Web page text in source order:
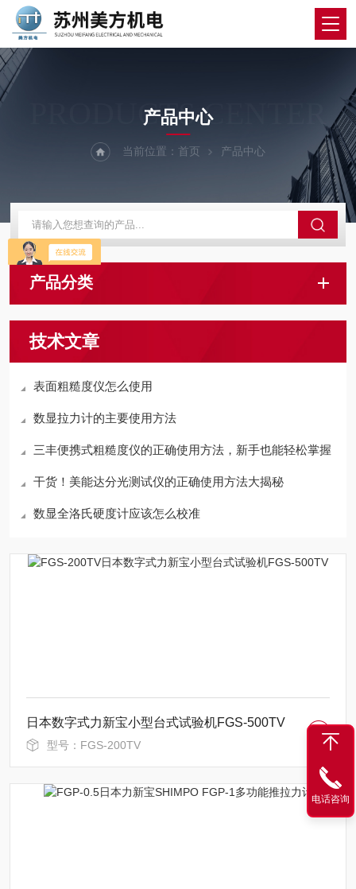
PRODUCTS CENTER
产品中心
当前位置： 首页 产品中心
产品分类
技术文章
表面粗糙度仪怎么使用
数显拉力计的主要使用方法
三丰便携式粗糙度仪的正确使用方法，新手也能轻松掌握
干货！美能达分光测试仪的正确使用方法大揭秘
数显全洛氏硬度计应该怎么校准
日本数字式力新宝小型台式试验机FGS-500TV
型号：FGS-200TV
电话咨询